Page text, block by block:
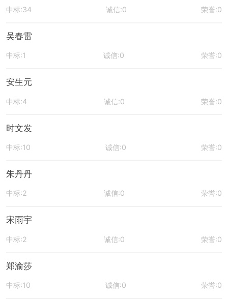
中标:34 诚信:0 荣誉:0
吴春雷
中标:1 诚信:0 荣誉:0
安生元
中标:4 诚信:0 荣誉:0
时文发
中标:10 诚信:0 荣誉:0
朱丹丹
中标:2 诚信:0 荣誉:0
宋雨宇
中标:2 诚信:0 荣誉:0
郑渝莎
中标:10 诚信:0 荣誉:0